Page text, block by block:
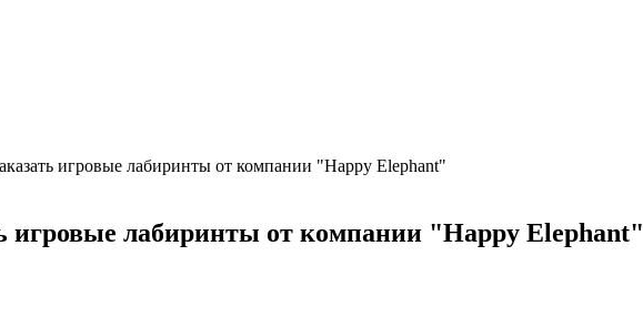
игровые лабиринты от компании "Happy Elephant"
игровые лабиринты от компании "Happy Elephant"